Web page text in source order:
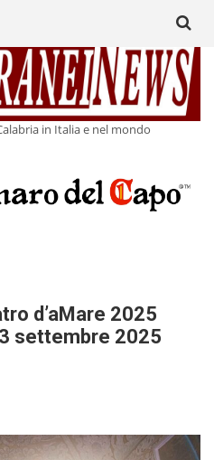
in Italia e nel mondo
for:
d’aMare 2025
settembre 2025